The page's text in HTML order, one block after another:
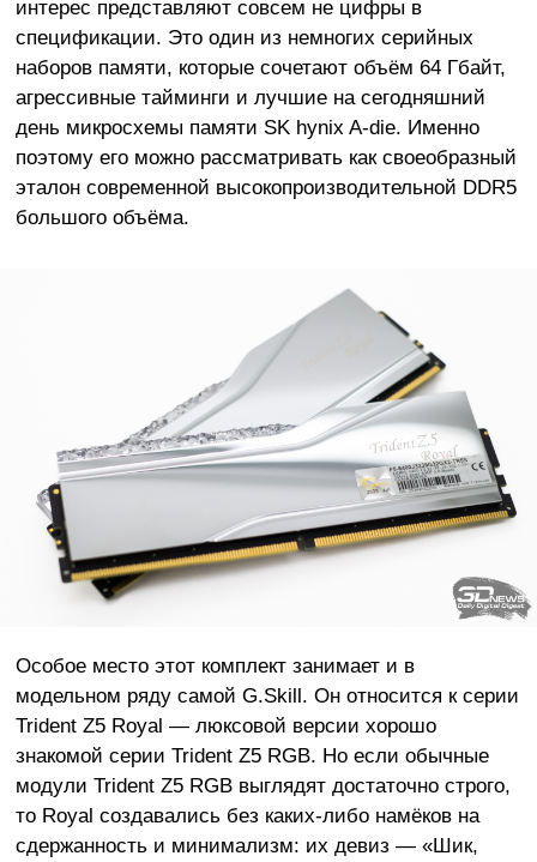
интерес представляют совсем не цифры в
спецификации. Это один из немногих серийных
наборов памяти, которые сочетают объём 64 Гбайт,
агрессивные тайминги и лучшие на сегодняшний
день микросхемы памяти SK hynix A-die. Именно
поэтому его можно рассматривать как своеобразный
эталон современной высокопроизводительной DDR5
большого объёма.
Особое место этот комплект занимает и в
модельном ряду самой G.Skill. Он относится к серии
Trident Z5 Royal — люксовой версии хорошо
знакомой серии Trident Z5 RGB. Но если обычные
модули Trident Z5 RGB выглядят достаточно строго,
то Royal создавались без каких-либо намёков на
сдержанность и минимализм: их девиз — «Шик,